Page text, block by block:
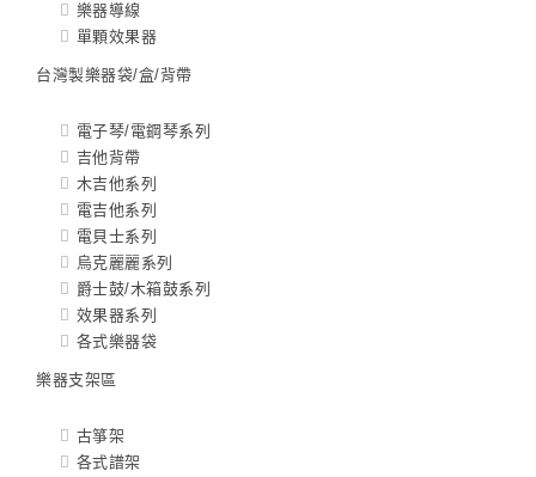
樂器導線
單顆效果器
台灣製樂器袋/盒/背帶
電子琴/電鋼琴系列
吉他背帶
木吉他系列
電吉他系列
電貝士系列
烏克麗麗系列
爵士鼓/木箱鼓系列
效果器系列
各式樂器袋
樂器支架區
古箏架
各式譜架